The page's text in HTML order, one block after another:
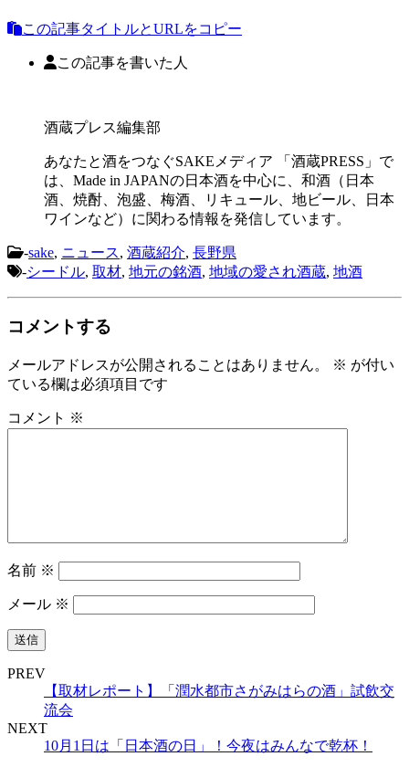
この記事タイトルとURLをコピー
この記事を書いた人
酒蔵プレス編集部
あなたと酒をつなぐSAKEメディア 「酒蔵PRESS」で
は、Made in JAPANの日本酒を中心に、和酒（日本
酒、焼酎、泡盛、梅酒、リキュール、地ビール、日本
ワインなど）に関わる情報を発信しています。
-sake, ニュース, 酒蔵紹介, 長野県
-シードル, 取材, 地元の銘酒, 地域の愛され酒蔵, 地酒
コメントする
メールアドレスが公開されることはありません。 ※ が付い
ている欄は必須項目です
コメント ※
名前 ※
メール ※
PREV
【取材レポート】「潤水都市さがみはらの酒」試飲交
流会
NEXT
10月1日は「日本酒の日」！今夜はみんなで乾杯！